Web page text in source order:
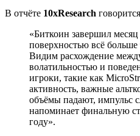
В отчёте 10xResearch
«Биткоин завершил
поверхностью всё
Видим расхождение
волатильностью и
игроки, такие как
активность, важные
объёмы падают, импульс
напоминает финальную
году».